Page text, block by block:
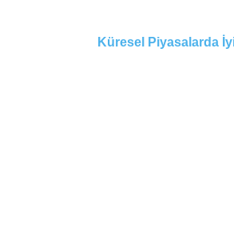
Küresel Piyasalarda